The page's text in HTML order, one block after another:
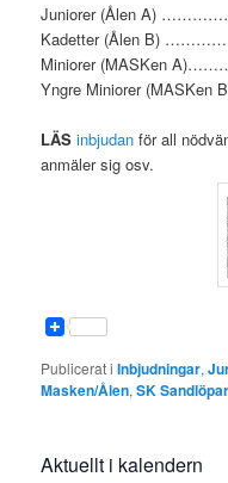
Juniorer (Ålen A)
Kadetter (Ålen B)
Miniorer (MASKen
Yngre Miniorer (MASKen
LÄS inbjudan för all
anmäler sig osv.
Publicerat i Inbjudningar,
Masken/Ålen,SK
Aktuellt i kalendern